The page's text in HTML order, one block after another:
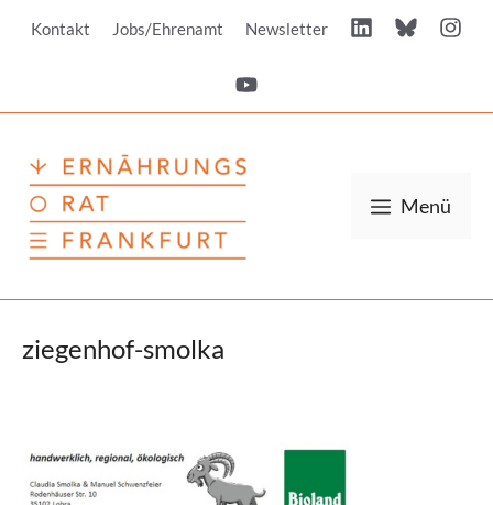
InhaltKontakt Jobs/Ehrenamt Newsletter
Menü
ziegenhof-smolka